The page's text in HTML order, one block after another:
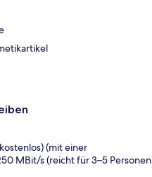
(mit einer
MBit/s (reicht für 3–5 Personen